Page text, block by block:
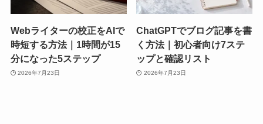
Webライターの校正をAIで
時短する方法｜1時間が15
分になった5ステップ
2026年7月23日
ChatGPTでブログ記事を書
く方法｜初心者向け7ステ
ップと確認リスト
2026年7月23日